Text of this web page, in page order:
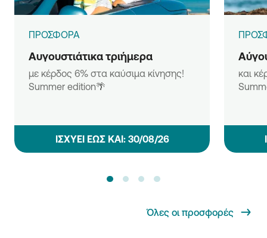
ΠΡΟΣΦΟΡΑ
Αυγουστιάτικα τριήμερα
με κέρδος 6% στα καύσιμα κίνησης!
Summer edition🌴
ΙΣΧΥΕΙ ΕΩΣ ΚΑΙ: 30/08/26
και
Όλες οι προσφορές